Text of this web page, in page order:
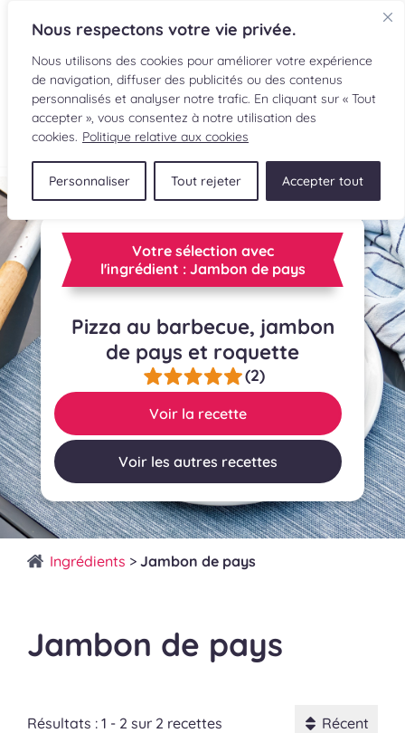
Nous respectons votre vie privée.
Nous utilisons des cookies pour améliorer votre expérience
de navigation, diffuser des publicités ou des contenus
personnalisés et analyser notre trafic. En cliquant sur « Tout
accepter », vous consentez à notre utilisation des
cookies. Politique relative aux cookies
Personnaliser Tout rejeter Accepter tout
EN
RECETTES
INGRÉDIENTS
LECTURES CULINAIRES
SOUMETTRE UNE RECETTE
BOUTIQUE
Votre sélection avec
l'ingrédient : Jambon de pays
Pizza au barbecue, jambon
de pays et roquette
(2)
Voir la recette
Voir les autres recettes
Ingrédients > Jambon de pays
Jambon de pays
Résultats : 1 - 2 sur 2 recettes Récent